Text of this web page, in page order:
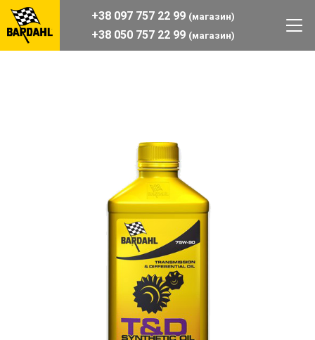
+38 097 757 22 99 (магазин)
+38 050 757 22 99 (магазин)